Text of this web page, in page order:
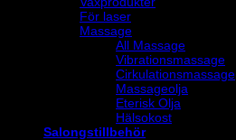
För laser
Massage
All Massage
Vibrationsmassage
Cirkulationsmassage
Massageolja
Eterisk Olja
Hälsokost
Salongstillbehör